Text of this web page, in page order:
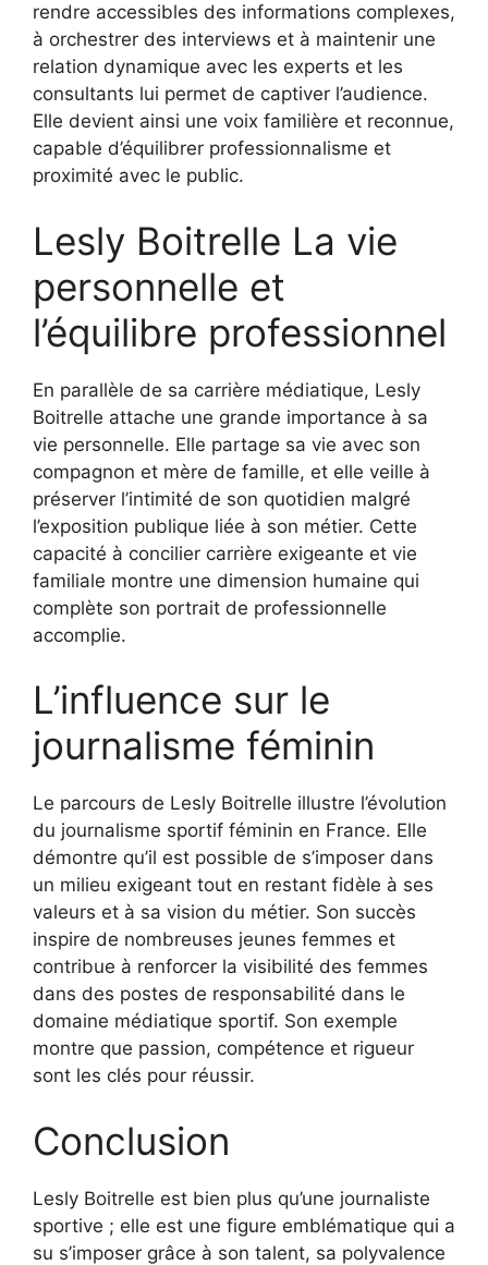
rendre accessibles des informations complexes,
à orchestrer des interviews et à maintenir une
relation dynamique avec les experts et les
consultants lui permet de captiver l’audience.
Elle devient ainsi une voix familière et reconnue,
capable d’équilibrer professionnalisme et
proximité avec le public.
Lesly Boitrelle La vie
personnelle et
l’équilibre professionnel
En parallèle de sa carrière médiatique, Lesly
Boitrelle attache une grande importance à sa
vie personnelle. Elle partage sa vie avec son
compagnon et mère de famille, et elle veille à
préserver l’intimité de son quotidien malgré
l’exposition publique liée à son métier. Cette
capacité à concilier carrière exigeante et vie
familiale montre une dimension humaine qui
complète son portrait de professionnelle
accomplie.
L’influence sur le
journalisme féminin
Le parcours de Lesly Boitrelle illustre l’évolution
du journalisme sportif féminin en France. Elle
démontre qu’il est possible de s’imposer dans
un milieu exigeant tout en restant fidèle à ses
valeurs et à sa vision du métier. Son succès
inspire de nombreuses jeunes femmes et
contribue à renforcer la visibilité des femmes
dans des postes de responsabilité dans le
domaine médiatique sportif. Son exemple
montre que passion, compétence et rigueur
sont les clés pour réussir.
Conclusion
Lesly Boitrelle est bien plus qu’une journaliste
sportive ; elle est une figure emblématique qui a
su s’imposer grâce à son talent, sa polyvalence